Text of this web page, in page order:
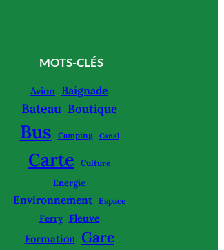
MOTS-CLÉS
Avion Baignade
Bateau Boutique
Bus Camping Canal
Carte Culture
Energie
Environnement Espace
Ferry Fleuve
Formation Gare